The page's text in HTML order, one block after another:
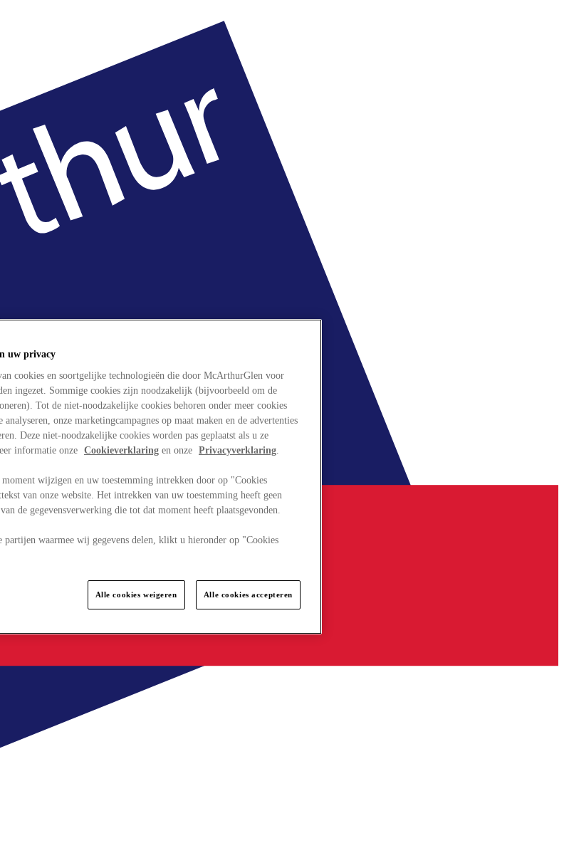
uw privacy
cookies en soortgelijke technologieën die door McArthurGlen voor
ingezet. Sommige cookies zijn noodzakelijk (bijvoorbeeld om de
Tot de niet-noodzakelijke cookies behoren onder meer cookies
onze marketingcampagnes op maat maken en de advertenties
Deze niet-noodzakelijke cookies worden pas geplaatst als u ze
informatie onze Cookieverklaring en onze Privacyverklaring.
wijzigen en uw toestemming intrekken door op "Cookies
van onze website. Het intrekken van uw toestemming heeft geen
de gegevensverwerking die tot dat moment heeft plaatsgevonden.
partijen waarmee wij gegevens delen, klikt u hieronder op "Cookies
Alle cookies weigeren Alle cookies accepteren